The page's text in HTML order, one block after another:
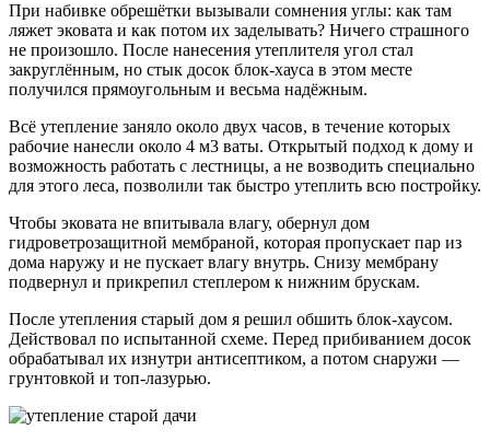
При набивке обрешётки вызывали сомнения углы: как там
ляжет эковата и как потом их заделывать? Ничего страшного
не произошло. После нанесения утеплителя угол стал
закруглённым, но стык досок блок-хауса в этом месте
получился прямоугольным и весьма надёжным.
Всё утепление заняло около двух часов, в течение которых
рабочие нанесли около 4 м3 ваты. Открытый подход к дому и
возможность работать с лестницы, а не возводить специально
для этого леса, позволили так быстро утеплить всю постройку.
Чтобы эковата не впитывала влагу, обернул дом
гидроветрозащитной мембраной, которая пропускает пар из
дома наружу и не пускает влагу внутрь. Снизу мембрану
подвернул и прикрепил степлером к нижним брускам.
После утепления старый дом я решил обшить блок-хаусом.
Действовал по испытанной схеме. Перед прибиванием досок
обрабатывал их изнутри антисептиком, а потом снаружи —
грунтовкой и топ-лазурью.